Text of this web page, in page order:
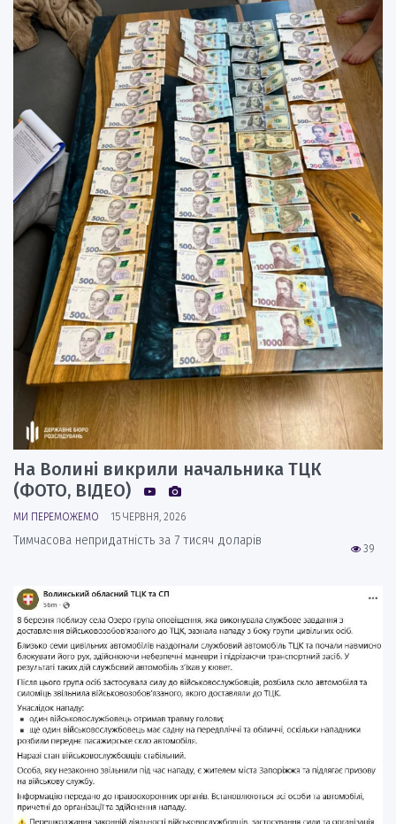
На Волині викрили начальника ТЦК
(ФОТО, ВІДЕО)
МИ ПЕРЕМОЖЕМО 15 ЧЕРВНЯ, 2026
39
Тимчасова непридатність за 7 тисяч доларів